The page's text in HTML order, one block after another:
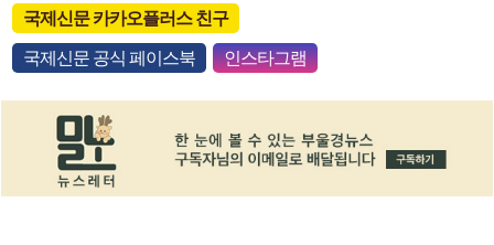
국제신문 카카오플러스 친구
국제신문 공식 페이스북 인스타그램